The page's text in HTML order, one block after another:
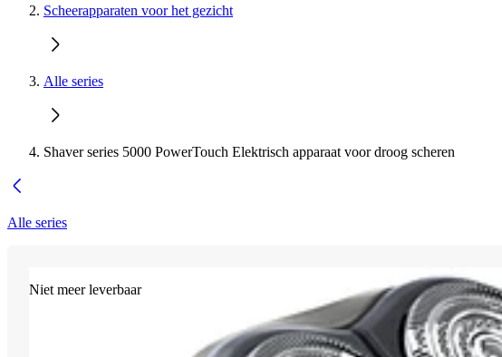
Scheerapparaten voor het gezicht
Alle series
Shaver series 5000 PowerTouch Elektrisch apparaat voor droog scheren
Alle series
Niet meer leverbaar